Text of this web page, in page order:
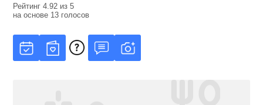
Рейтинг4.92 из5
на основе 13 голосов